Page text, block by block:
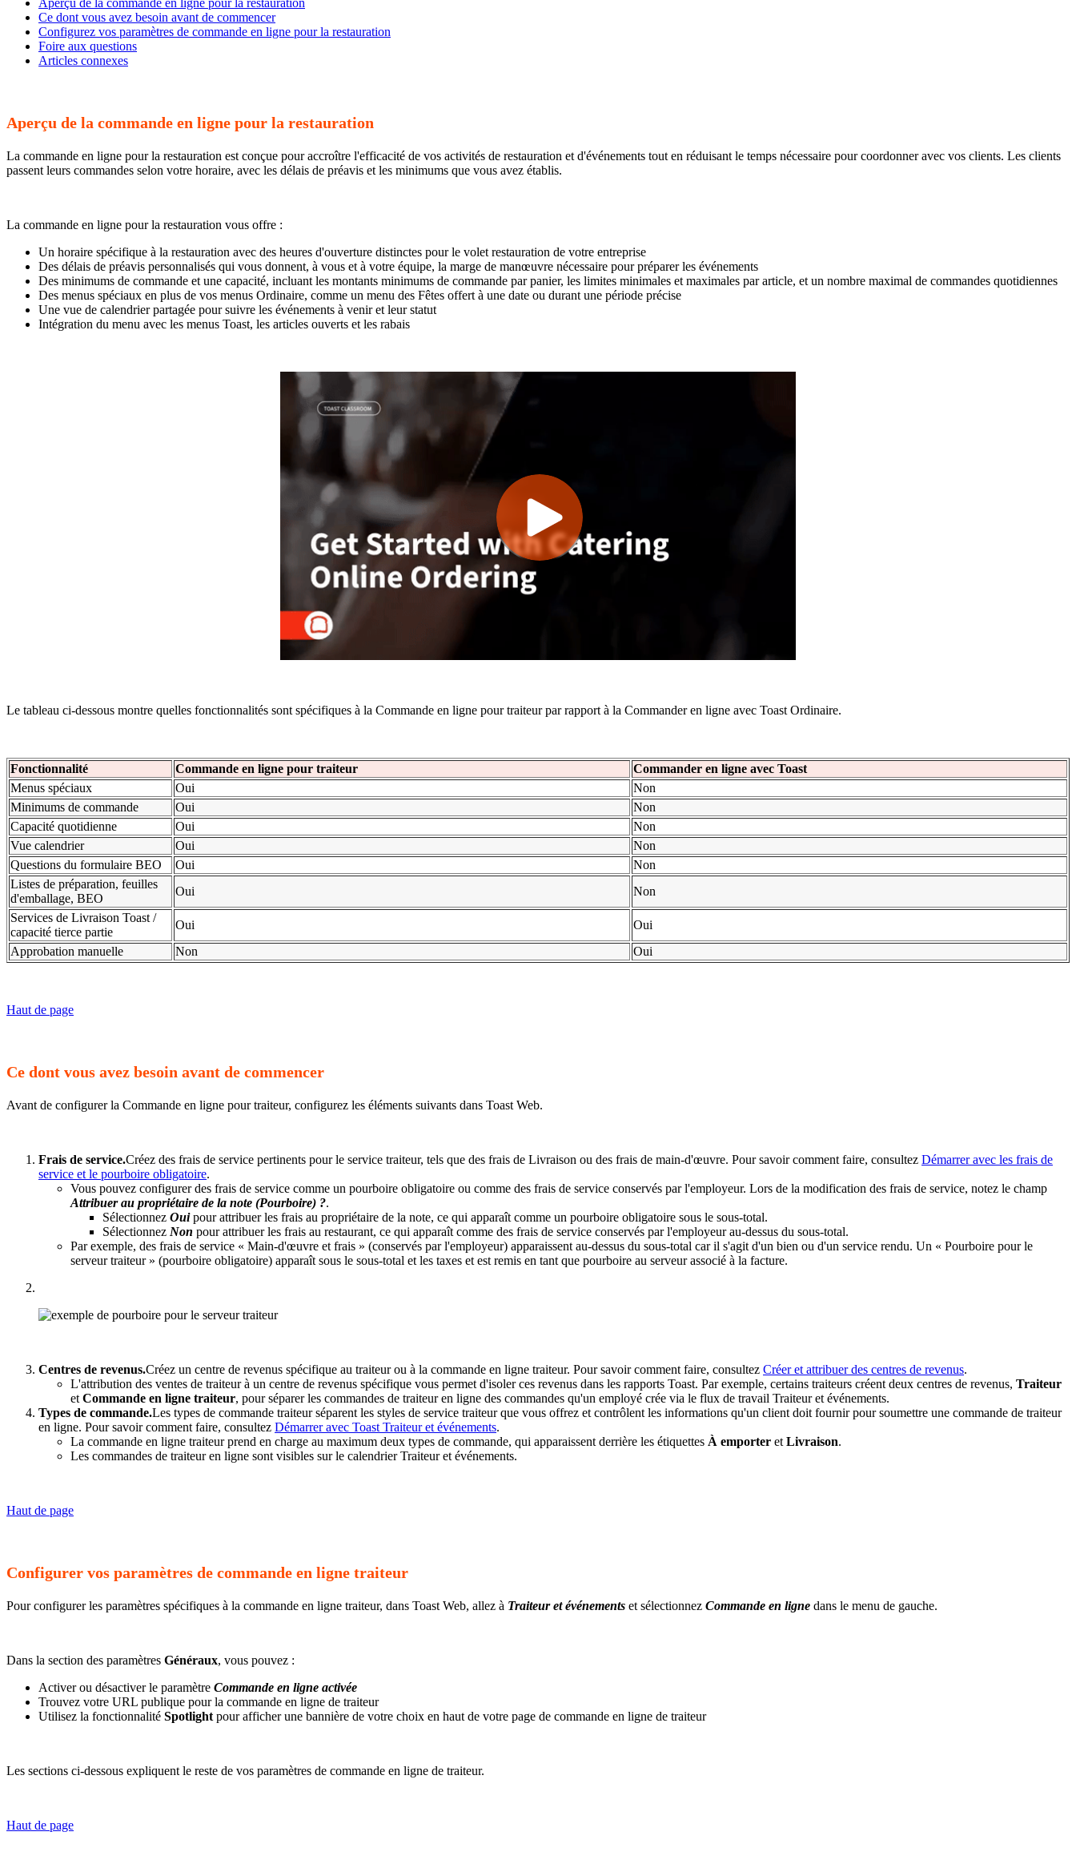
Aperçu de la commande en ligne pour la restauration
Ce dont vous avez besoin avant de commencer
Configurez vos paramètres de commande en ligne pour la restauration
Foire aux questions
Articles connexes
Aperçu de la commande en ligne pour la restauration
La commande en ligne pour la restauration est conçue pour accroître l'efficacité de vos activités de restauration et d'événements tout en réduisant le temps nécessaire pour coordonner avec vos clients. Les clients
passent leurs commandes selon votre horaire, avec les délais de préavis et les minimums que vous avez établis.
La commande en ligne pour la restauration vous offre :
Un horaire spécifique à la restauration avec des heures d'ouverture distinctes pour le volet restauration de votre entreprise
Des délais de préavis personnalisés qui vous donnent, à vous et à votre équipe, la marge de manœuvre nécessaire pour préparer les événements
Des minimums de commande et une capacité, incluant les montants minimums de commande par panier, les limites minimales et maximales par article, et un nombre maximal de commandes quotidiennes
Des menus spéciaux en plus de vos menus Ordinaire, comme un menu des Fêtes offert à une date ou durant une période précise
Une vue de calendrier partagée pour suivre les événements à venir et leur statut
Intégration du menu avec les menus Toast, les articles ouverts et les rabais
Le tableau ci-dessous montre quelles fonctionnalités sont spécifiques à la Commande en ligne pour traiteur par rapport à la Commander en ligne avec Toast Ordinaire.
Fonctionnalité Commande en ligne pour traiteur
Commander en ligne avec Toast
Menus spéciaux
Oui
Non
Minimums de commande
Oui
Non
Capacité quotidienne
Oui
Non
Vue calendrier
Oui
Non
Questions du formulaire BEO
Oui
Non
Listes de préparation, feuilles
d'emballage, BEO
Oui
Non
Services de Livraison Toast /
capacité tierce partie
Oui
Oui
Approbation manuelle
Non Oui
Haut de page
Ce dont vous avez besoin avant de commencer
Avant de configurer la Commande en ligne pour traiteur, configurez les éléments suivants dans Toast Web.
Frais de service.Créez des frais de service pertinents pour le service traiteur, tels que des frais de Livraison ou des frais de main-d'œuvre. Pour savoir comment faire, consultez Démarrer avec les frais de
service et le pourboire obligatoire.
Vous pouvez configurer des frais de service comme un pourboire obligatoire ou comme des frais de service conservés par l'employeur. Lors de la modification des frais de service, notez le champ
Attribuer au propriétaire de la note (Pourboire) ?.
Sélectionnez Ouipour attribuer les frais au propriétaire de la note, ce qui apparaît comme un pourboire obligatoire sous le sous-total.
Sélectionnez Non pour attribuer les frais au restaurant, ce qui apparaît comme des frais de service conservés par l'employeur au-dessus du sous-total.
Par exemple, des frais de service « Main-d'œuvre et frais » (conservés par l'employeur) apparaissent au-dessus du sous-total car il s'agit d'un bien ou d'un service rendu. Un « Pourboire pour le
serveur traiteur » (pourboire obligatoire) apparaît sous le sous-total et les taxes et est remis en tant que pourboire au serveur associé à la facture.
Centres de revenus.Créez un centre de revenus spécifique au traiteur ou à la commande en ligne traiteur. Pour savoir comment faire, consultez Créer et attribuer des centres de revenus.
L'attribution des ventes de traiteur à un centre de revenus spécifique vous permet d'isoler ces revenus dans les rapports Toast. Par exemple, certains traiteurs créent deux centres de revenus, Traiteur
et Commande en ligne traiteur, pour séparer les commandes de traiteur en ligne des commandes qu'un employé crée via le flux de travail Traiteur et événements.
Types de commande.Les types de commande traiteur séparent les styles de service traiteur que vous offrez et contrôlent les informations qu'un client doit fournir pour soumettre une commande de traiteur
en ligne. Pour savoir comment faire, consultez Démarrer avec Toast Traiteur et événements.
La commande en ligne traiteur prend en charge au maximum deux types de commande, qui apparaissent derrière les étiquettes À emporter et Livraison.
Les commandes de traiteur en ligne sont visibles sur le calendrier Traiteur et événements.
Haut de page
Configurer vos paramètres de commande en ligne traiteur
Pour configurer les paramètres spécifiques à la commande en ligne traiteur, dans Toast Web, allez à Traiteur et événements et sélectionnez Commande en ligne dans le menu de gauche.
Dans la section des paramètres Généraux, vous pouvez :
Activer ou désactiver le paramètre Commande en ligne activée
Trouvez votre URL publique pour la commande en ligne de traiteur
Utilisez la fonctionnalité Spotlight pour afficher une bannière de votre choix en haut de votre page de commande en ligne de traiteur
Les sections ci-dessous expliquent le reste de vos paramètres de commande en ligne de traiteur.
Haut de page